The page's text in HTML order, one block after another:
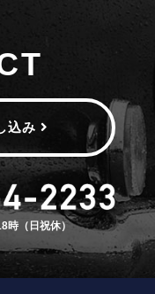
込み
時（日祝休）